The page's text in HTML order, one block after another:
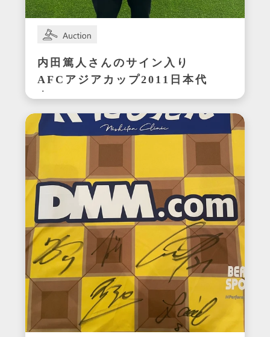
内田篤人さんのサイン入り
AFCアジアカップ2011日本代
表ユニフォーム